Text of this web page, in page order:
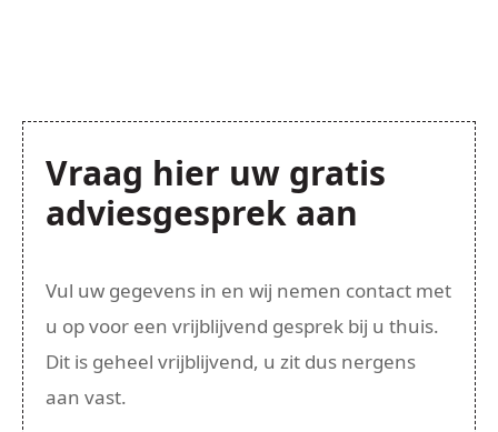
Vraag hier uw gratis
adviesgesprek aan
Vul uw gegevens in en wij nemen contact met
u op voor een vrijblijvend gesprek bij u thuis.
Dit is geheel vrijblijvend, u zit dus nergens
aan vast.